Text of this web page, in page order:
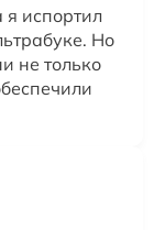
испортил
Но
не только